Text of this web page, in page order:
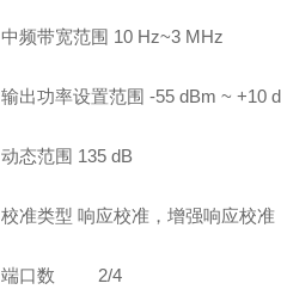
中频带宽范围 10 Hz~3 MHz
输出功率设置范围 -55 dBm ~ +10
动态范围 135 dB
校准类型 响应校准，增强响应校准
端口数 2/4